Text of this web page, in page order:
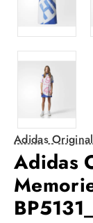
Adidas
Adidas